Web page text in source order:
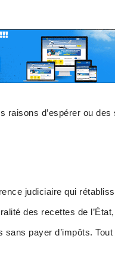
raisons d’espérer ou
judiciaire qui
des recettes de
payer d’impôts.